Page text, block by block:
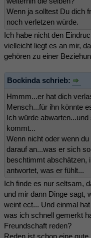
Wenn ja solltest Du dich
noch verletzen würde.
Ich habe nicht den
vielleicht liegt es an mir,
gehören zu einer
Bockinda schrieb:
Hmmm...er hat dich
Mensch...für ihn könnte
Ich würde
kommt...
Wenn nicht oder wenn
darauf an...was er sich
beschtimmt abschätzen,
antwortet, was er fühlt...
Ich finde es nur seltsam,
und mir dann Dinge sagt,
weint ect... Und einmal
was ich schnell gemerkt
Freundschaft reden?
Reden ist schon eine